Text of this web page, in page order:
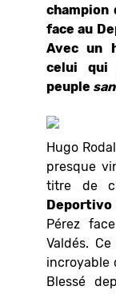
champion
face au
Avec un
celui
peuple
Hugo
presque
titre de
Deportivo
Pérez
Valdés.
incroyable
Blessé